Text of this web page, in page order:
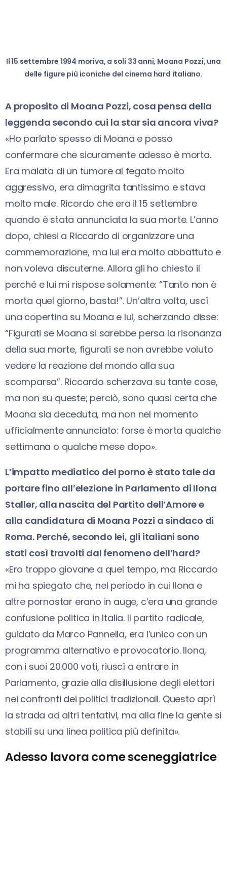
Il 15 settembre 1994 moriva, a soli 33 anni, Moana Pozzi, una
delle figure più iconiche del cinema hard italiano.
A proposito di Moana Pozzi, cosa pensa della
leggenda secondo cui la star sia ancora viva?
«Ho parlato spesso di Moana e posso
confermare che sicuramente adesso è morta.
Era malata di un tumore al fegato molto
aggressivo, era dimagrita tantissimo e stava
molto male. Ricordo che era il 15 settembre
quando è stata annunciata la sua morte. L’anno
dopo, chiesi a Riccardo di organizzare una
commemorazione, ma lui era molto abbattuto e
non voleva discuterne. Allora gli ho chiesto il
perché e lui mi rispose solamente: “Tanto non è
morta quel giorno, basta!”. Un’altra volta, uscì
una copertina su Moana e lui, scherzando disse:
“Figurati se Moana si sarebbe persa la risonanza
della sua morte, figurati se non avrebbe voluto
vedere la reazione del mondo alla sua
scomparsa”. Riccardo scherzava su tante cose,
ma non su queste; perciò, sono quasi certa che
Moana sia deceduta, ma non nel momento
ufficialmente annunciato: forse è morta qualche
settimana o qualche mese dopo».
L’impatto mediatico del porno è stato tale da
portare fino all’elezione in Parlamento di Ilona
Staller, alla nascita del Partito dell’Amore e
alla candidatura di Moana Pozzi a sindaco di
Roma. Perché, secondo lei, gli italiani sono
stati così travolti dal fenomeno dell’hard?
«Ero troppo giovane a quel tempo, ma Riccardo
mi ha spiegato che, nel periodo in cui Ilona e
altre pornostar erano in auge, c’era una grande
confusione politica in Italia. Il partito radicale,
guidato da Marco Pannella, era l’unico con un
programma alternativo e provocatorio. Ilona,
con i suoi 20.000 voti, riuscì a entrare in
Parlamento, grazie alla disillusione degli elettori
nei confronti dei politici tradizionali. Questo aprì
la strada ad altri tentativi, ma alla fine la gente si
stabilì su una linea politica più definita».
Adesso lavora come sceneggiatrice